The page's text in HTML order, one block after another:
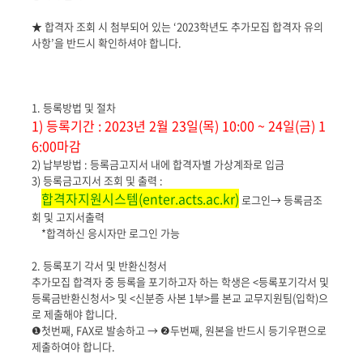
★ 합격자 조회 시 첨부되어 있는 ‘2023학년도 추가모집 합격자 유의
사항’을 반드시 확인하셔야 합니다.
1. 등록방법 및 절차
1) 등록기간 : 2023년 2월 23일(목) 10:00 ~ 24일(금) 1
6:00마감
2) 납부방법 : 등록금고지서 내에 합격자별 가상계좌로 입금
3) 등록금고지서 조회 및 출력 :
합격자지원시스템(enter.acts.ac.kr) 로그인→ 등록금조
회 및 고지서출력
*합격하신 응시자만 로그인 가능
2. 등록포기 각서 및 반환신청서
추가모집 합격자 중 등록을 포기하고자 하는 학생은 <등록포기각서 및
등록금반환신청서> 및 <신분증 사본 1부>를 본교 교무지원팀(입학)으
로 제출해야 합니다.
❶첫번째, FAX로 발송하고 → ❷두번째, 원본을 반드시 등기우편으로
제출하여야 합니다.